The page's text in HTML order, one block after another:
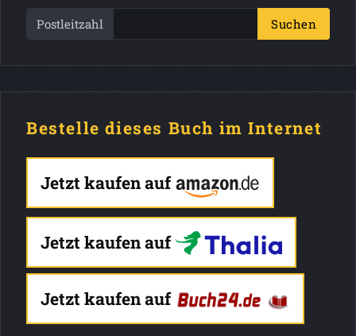
Postleitzahl Suchen
Bestelle dieses Buch im Internet
Jetzt kaufen auf
Jetzt kaufen auf
Jetzt kaufen auf